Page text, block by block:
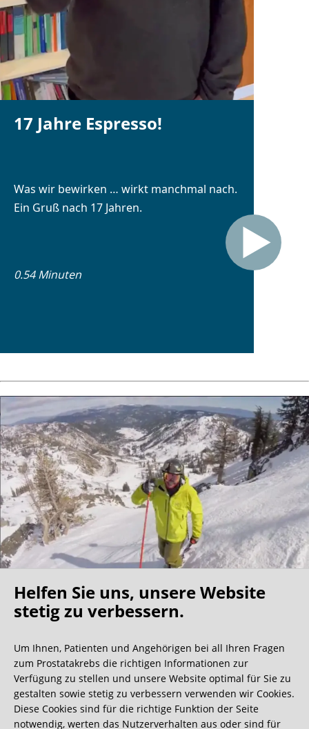
17 Jahre Espresso!
Was wir bewirken … wirkt manchmal nach.
Ein Gruß nach 17 Jahren.
0.54 Minuten
Oh what a ride!
Wir bekommen ja viele tolle Gästebucheinträge,
aber dieser ist doch sehr ungewöhnlich.
0:40 Minuten
Helfen Sie uns, unsere Website
stetig zu verbessern.
Um Ihnen, Patienten und Angehörigen bei all Ihren Fragen
zum Prostatakrebs die richtigen Informationen zur
Verfügung zu stellen und unsere Website optimal für Sie zu
gestalten sowie stetig zu verbessern verwenden wir Cookies.
Diese Cookies sind für die richtige Funktion der Seite
notwendig, werten das Nutzerverhalten aus oder sind für